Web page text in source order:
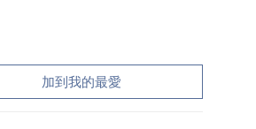
加到我的最愛